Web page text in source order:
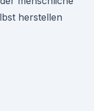
herstellen